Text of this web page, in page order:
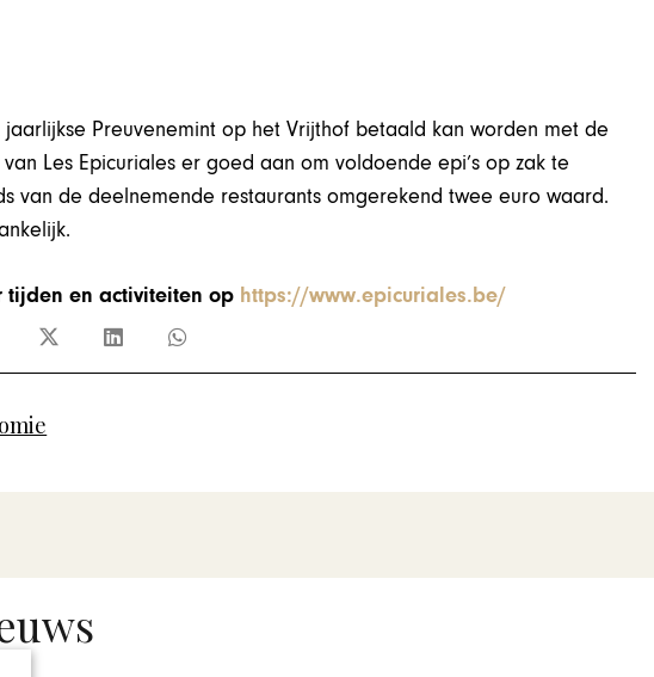
Preuvenemint op het Vrijthof betaald kan worden met de
Les Epicuriales er goed aan om voldoende epi’s op zak te
van de deelnemende restaurants omgerekend twee euro waard.
tijden en activiteiten op https://www.epicuriales.be/